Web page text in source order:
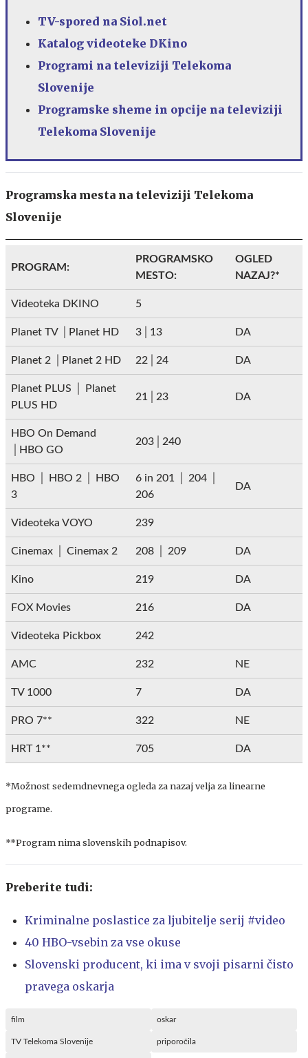
TV-spored na Siol.net
Katalog videoteke DKino
Programi na televiziji Telekoma
Slovenije
Programske sheme in opcije na televiziji
Telekoma Slovenije
Programska mesta na televiziji Telekoma
Slovenije
PROGRAM:
PROGRAMSKO
MESTO:
OGLED
NAZAJ?*
Videoteka DKINO 5
Planet TV │Planet HD 3│13 DA
Planet 2 │Planet 2 HD 22│24 DA
Planet PLUS │ Planet
PLUS HD
21│23 DA
HBO On Demand
│HBO GO
203│240
HBO │ HBO 2 │ HBO
3
6 in 201 │ 204 │
206
DA
Videoteka VOYO 239
Cinemax │ Cinemax 2 208 │ 209 DA
Kino 219 DA
FOX Movies 216 DA
Videoteka Pickbox 242
AMC 232 NE
TV 1000 7 DA
PRO 7** 322 NE
HRT 1** 705 DA
*Možnost sedemdnevnega ogleda za nazaj velja za linearne
programe.
**Program nima slovenskih podnapisov.
Preberite tudi:
Kriminalne poslastice za ljubitelje serij #video
40 HBO-vsebin za vse okuse
Slovenski producent, ki ima v svoji pisarni čisto
pravega oskarja
film oskar
TV Telekoma Slovenije priporočila